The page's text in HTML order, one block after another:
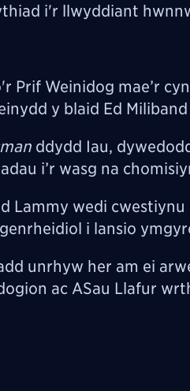
i'r llwyddiant
Prif Weinidog mae’r
y blaid Ed
ddydd Iau,
i’r wasg na
Lammy wedi
i lansio
unrhyw her am ei
ac ASau Llafur